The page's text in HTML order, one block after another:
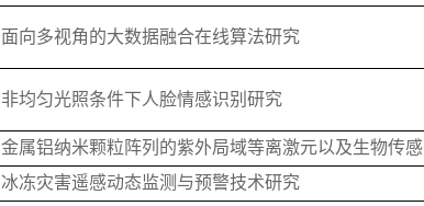
面向多视角的大数据融合在线算法研究
非均匀光照条件下人脸情感识别研究
金属铝纳米颗粒阵列的紫外局域等离激元以及生物传感
冰冻灾害遥感动态监测与预警技术研究